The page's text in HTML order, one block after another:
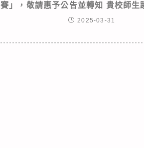
賽」，敬請惠予公告並轉知 貴校師生
2025-03-31